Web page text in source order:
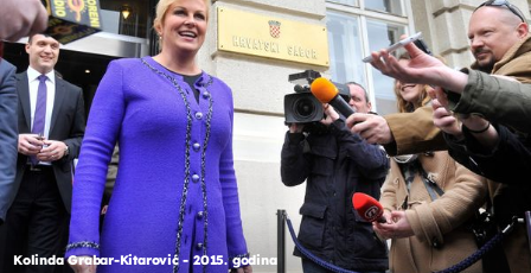
Kolinda Grabar-Kitarović - 2015. godina